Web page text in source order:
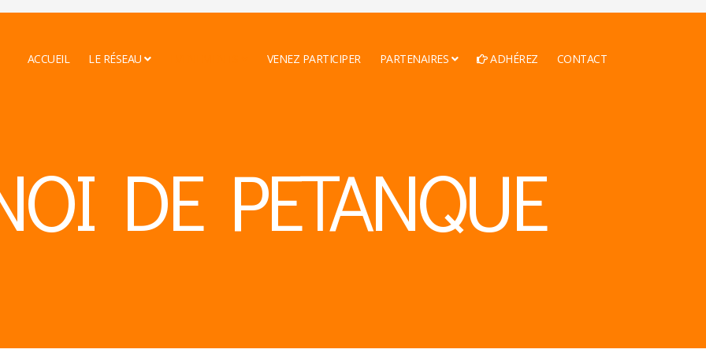
ACCUEIL LE RÉSEAU VENEZ PARTICIPER PARTENAIRES ADHÉREZ CONTACT
DE PETANQUE